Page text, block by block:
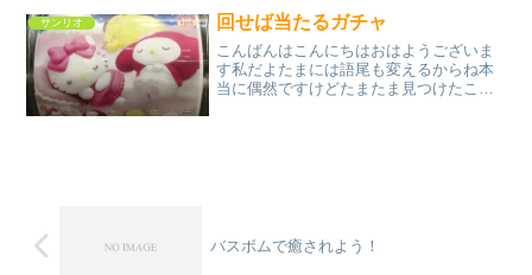
です！数年前まで、巷にはアドベントチ
ェストなる物はなかっ...
サンリオ 回せば当たるガチャ
こんばんはこんにちはおはようございま
す私だよたまには語尾も変えるからね本
当に偶然ですけどたまたま見つけたこの
バスボムで癒されよう！